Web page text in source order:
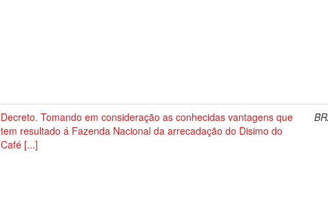
Decreto. Tomando em consideração as conhecidas vantagens que
tem resultado á Fazenda Nacional da arrecadação do Disimo do
Café [...]